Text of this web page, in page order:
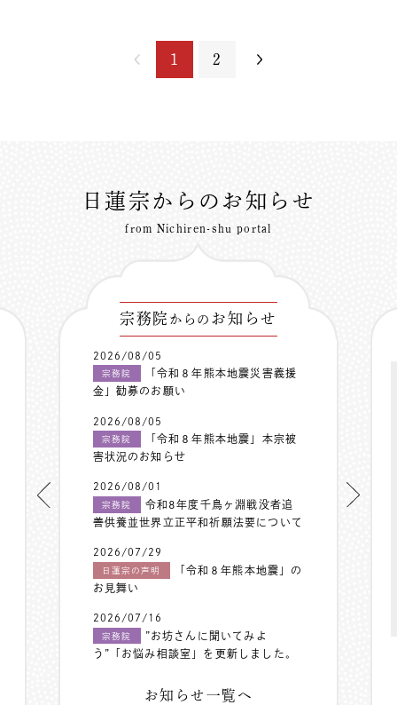
1 2
日蓮宗からのお知らせ
from Nichiren-shu portal
宗務院 からの お知らせ
2026/08/05
宗務院
「令和８年熊本地震災害義援
金」勧募のお願い
2026/08/05
宗務院
「令和８年熊本地震」本宗被
害状況のお知らせ
2026/08/01
宗務院
令和8年度千鳥ヶ淵戦没者追
善供養並世界立正平和祈願法要について
2026/07/29
日蓮宗の声明
「令和８年熊本地震」の
お見舞い
2026/07/16
宗務院
”お坊さんに聞いてみよ
う”「お悩み相談室」を更新しました。
お知らせ一覧へ